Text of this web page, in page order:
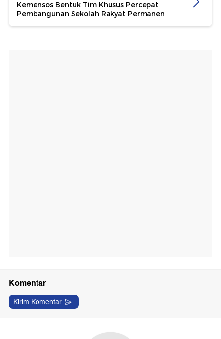
Kemensos Bentuk Tim Khusus Percepat
Pembangunan Sekolah Rakyat Permanen